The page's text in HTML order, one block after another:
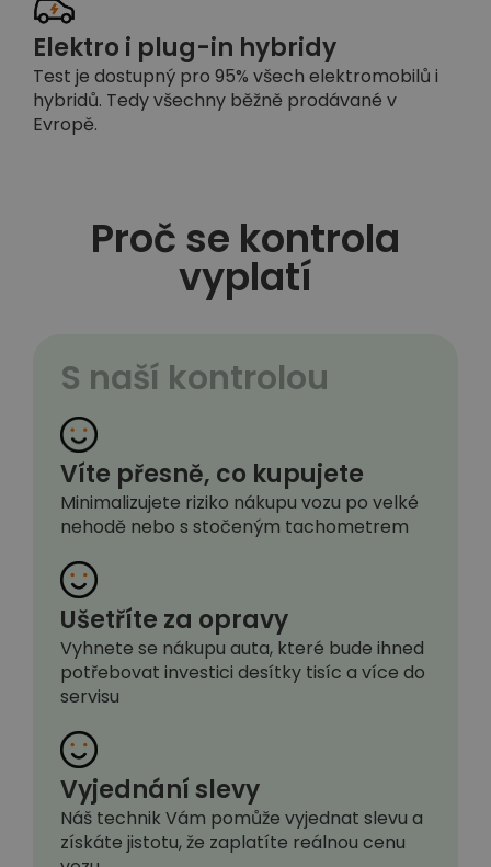
Elektro i plug-in hybridy
Test je dostupný pro 95% všech elektromobilů i
hybridů. Tedy všechny běžně prodávané v
Evropě.
Proč se kontrola
vyplatí
S naší kontrolou
Víte přesně, co kupujete
Minimalizujete riziko nákupu vozu po velké
nehodě nebo s stočeným tachometrem
Ušetříte za opravy
Vyhnete se nákupu auta, které bude ihned
potřebovat investici desítky tisíc a více do
servisu
Vyjednání slevy
Náš technik Vám pomůže vyjednat slevu a
získáte jistotu, že zaplatíte reálnou cenu